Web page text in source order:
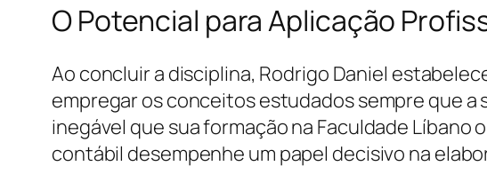
O Potencial para Aplicação
Ao concluir a disciplina, Rodrigo Daniel
empregar os conceitos estudados sempre que
inegável que sua formação na Faculdade
contábil desempenhe um papel decisivo na